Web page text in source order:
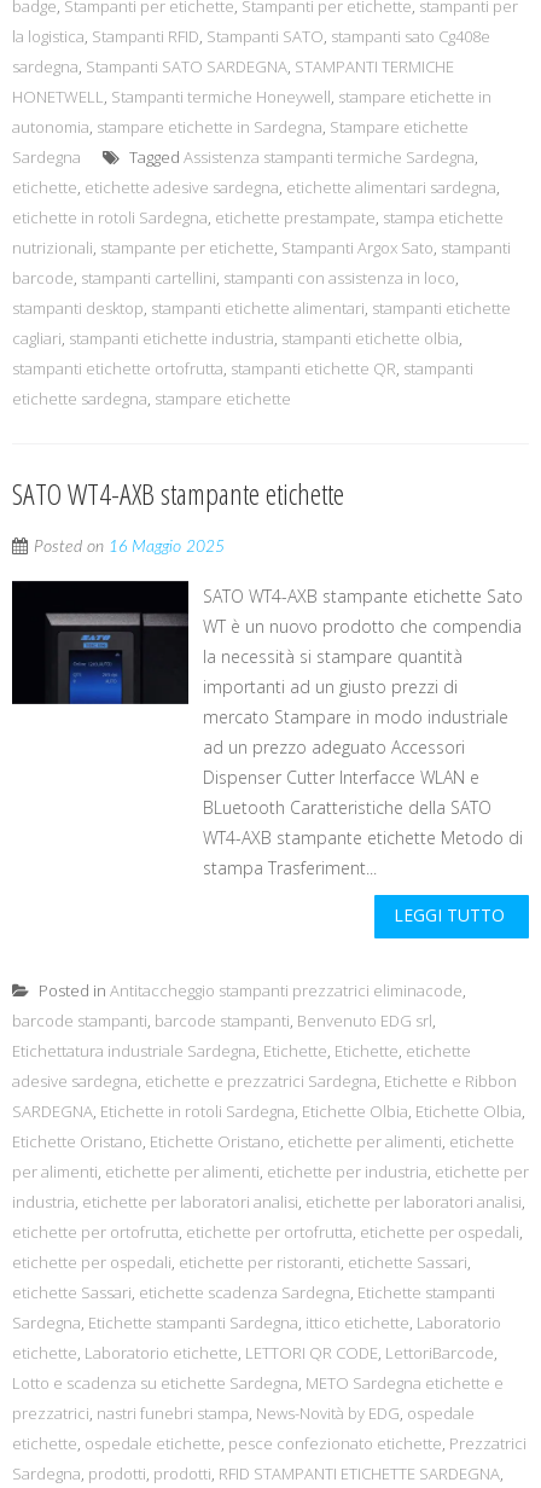
badge, Stampanti per etichette, Stampanti per etichette, stampanti per
la logistica, Stampanti RFID, Stampanti SATO, stampanti sato Cg408e
sardegna, Stampanti SATO SARDEGNA, STAMPANTI TERMICHE
HONETWELL, Stampanti termiche Honeywell, stampare etichette in
autonomia, stampare etichette in Sardegna, Stampare etichette
Sardegna
Tagged Assistenza stampanti termiche Sardegna,
etichette, etichette adesive sardegna, etichette alimentari sardegna,
etichette in rotoli Sardegna, etichette prestampate, stampa etichette
nutrizionali, stampante per etichette, Stampanti Argox Sato, stampanti
barcode, stampanti cartellini, stampanti con assistenza in loco,
stampanti desktop, stampanti etichette alimentari, stampanti etichette
cagliari, stampanti etichette industria, stampanti etichette olbia,
stampanti etichette ortofrutta, stampanti etichette QR, stampanti
etichette sardegna, stampare etichette
SATO WT4-AXB stampante etichette
Posted on 16 Maggio 2025
SATO WT4-AXB stampante etichette Sato
WT è un nuovo prodotto che compendia
la necessità si stampare quantità
importanti ad un giusto prezzi di
mercato Stampare in modo industriale
ad un prezzo adeguato Accessori
Dispenser Cutter Interfacce WLAN e
BLuetooth Caratteristiche della SATO
WT4-AXB stampante etichette Metodo di
stampa Trasferiment...
LEGGI TUTTO
Posted in Antitaccheggio stampanti prezzatrici eliminacode,
barcode stampanti, barcode stampanti, Benvenuto EDG srl,
Etichettatura industriale Sardegna, Etichette, Etichette, etichette
adesive sardegna, etichette e prezzatrici Sardegna, Etichette e Ribbon
SARDEGNA, Etichette in rotoli Sardegna, Etichette Olbia, Etichette Olbia,
Etichette Oristano, Etichette Oristano, etichette per alimenti, etichette
per alimenti, etichette per alimenti, etichette per industria, etichette per
industria, etichette per laboratori analisi, etichette per laboratori analisi,
etichette per ortofrutta, etichette per ortofrutta, etichette per ospedali,
etichette per ospedali, etichette per ristoranti, etichette Sassari,
etichette Sassari, etichette scadenza Sardegna, Etichette stampanti
Sardegna, Etichette stampanti Sardegna, ittico etichette, Laboratorio
etichette, Laboratorio etichette, LETTORI QR CODE, LettoriBarcode,
Lotto e scadenza su etichette Sardegna, METO Sardegna etichette e
prezzatrici, nastri funebri stampa, News-Novità by EDG, ospedale
etichette, ospedale etichette, pesce confezionato etichette, Prezzatrici
Sardegna, prodotti, prodotti, RFID STAMPANTI ETICHETTE SARDEGNA,